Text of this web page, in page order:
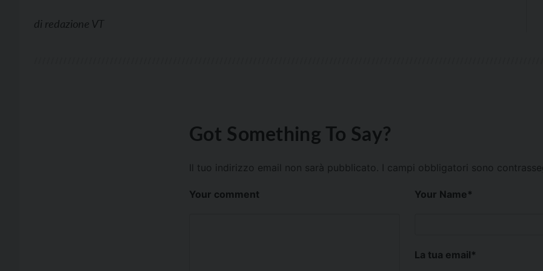
di redazione VT
Got Something To Say?
Il tuo indirizzo email non sarà pubblicato. I campi obbligatori sono
Your comment Your Name*
La tua email*